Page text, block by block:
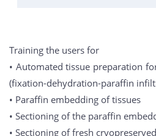
Training the users for
• Automated tissue preparation
(fixation-dehydration-paraffin
• Paraffin embedding of tissues
• Sectioning of the paraffin
• Sectioning of fresh